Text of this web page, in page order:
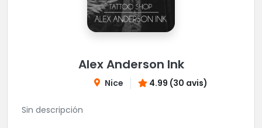
Alex Anderson Ink
Nice 4.99 (30 avis)
Sin descripción